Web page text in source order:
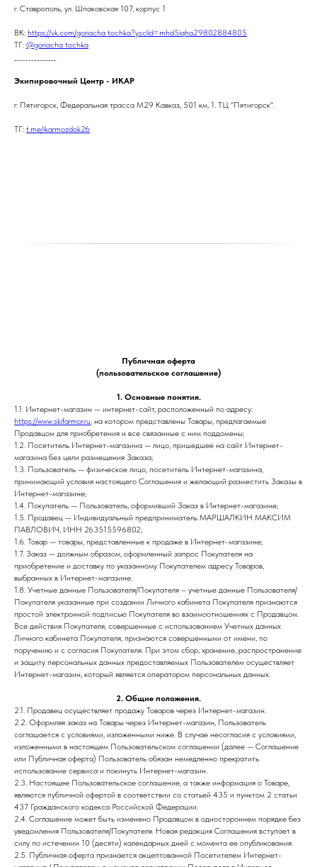
г. Ставрополь, ул. Шпаковская 107, корпус 1
ВК: https://vk.com/goriacha_tochka?ysclid=mhd5iqha29802884805
ТГ: @goriacha_tochka
Экипировочный Центр - ИКАР
г. Пятигорск, Федеральная трасса М29 Кавказ, 501 км, 1. ТЦ "Пятигорск".
ТГ: t.me/ikarmozdok26
Публичная оферта
(пользовательское соглашение)
1. Основные понятия.
1.1. Интернет-магазин — интернет-сайт, расположенный по адресу:
https://www.skifarmor.ru , на котором представлены Товары, предлагаемые
Продавцом для приобретения и все связанные с ним поддомены;
1.2. Посетитель Интернет-магазина — лицо, пришедшее на сайт Интернет-
магазина без цели размещения Заказа;
1.3. Пользователь — физическое лицо, посетитель Интернет-магазина,
принимающий условия настоящего Соглашения и желающий разместить Заказы в
Интернет-магазине;
1.4. Покупатель — Пользователь, оформивший Заказ в Интернет-магазине;
1.5. Продавец — Индивидуальный предприниматель МАРШАЛКИН МАКСИМ
ПАВЛОВИЧ, ИНН 263515596802;
1.6. Товар — товары, представленные к продаже в Интернет-магазине;
1.7. Заказ — должным образом, оформленный запрос Покупателя на
приобретение и доставку по указанному Покупателем адресу Товаров,
выбранных в Интернет-магазине.
1.8. Учетные данные Пользователя/Покупателя – учетные данные Пользователя/
Покупателя указанные при создании Личного кабинета Покупателя признаются
простой электронной подписью Покупателя во взаимоотношениях с Продавцом.
Все действия Покупателя, совершенные с использованием Учетных данных
Личного кабинета Покупателя, признаются совершенными от имени, по
поручению и с согласия Покупателя. При этом сбор, хранение, распространение
и защиту персональных данных предоставляемых Пользователем осуществляет
Интернет-магазин, который является оператором персональных данных.
2. Общие положения.
2.1. Продавец осуществляет продажу Товаров через Интернет-магазин.
2.2. Оформляя заказ на Товары через Интернет-магазин, Пользователь
соглашается с условиями, изложенными ниже. В случае несогласия с условиями,
изложенными в настоящем Пользовательском соглашении (далее — Соглашение
или Публичная оферта) Пользователь обязан немедленно прекратить
использование сервиса и покинуть Интернет-магазин.
2.3. Настоящее Пользовательское соглашение, а также информация о Товаре,
являются публичной офертой в соответствии со статьей 435 и пунктом 2 статьи
437 Гражданского кодекса Российской Федерации.
2.4. Соглашение может быть изменено Продавцом в одностороннем порядке без
уведомления Пользователя/Покупателя. Новая редакция Соглашения вступает в
силу по истечении 10 (десяти) календарных дней с момента ее опубликования.
2.5. Публичная оферта признается акцептованной Посетителем Интернет-